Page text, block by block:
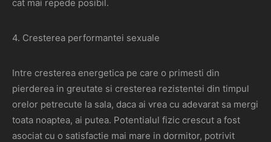
cat mai repede posibil.
4. Cresterea performantei sexuale
Intre cresterea energetica pe care o primesti din
pierderea in greutate si cresterea rezistentei din timpul
orelor petrecute la sala, daca ai vrea cu adevarat sa mergi
toata noaptea, ai putea. Potentialul fizic crescut a fost
asociat cu o satisfactie mai mare in dormitor, potrivit